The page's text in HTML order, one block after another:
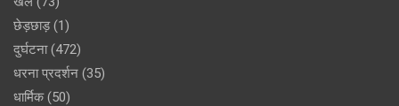
छेड़छाड़(1)
दुर्घटना(472)
धरना प्रदर्शन (35)
धार्मिक(50)